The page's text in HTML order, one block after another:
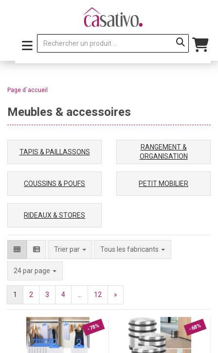
Page d`accueil
Meubles & accessoires
TAPIS & PAILLASSONS
RANGEMENT &
ORGANISATION
COUSSINS & POUFS PETIT MOBILIER
RIDEAUX & STORES
Trier par Tous les fabricants
24 par page
1 2 3 4 12 »
-78% -68%